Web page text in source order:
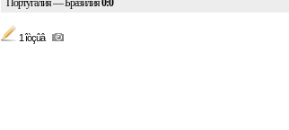
Португалия — Бразилия0:0
1 îòçûâ